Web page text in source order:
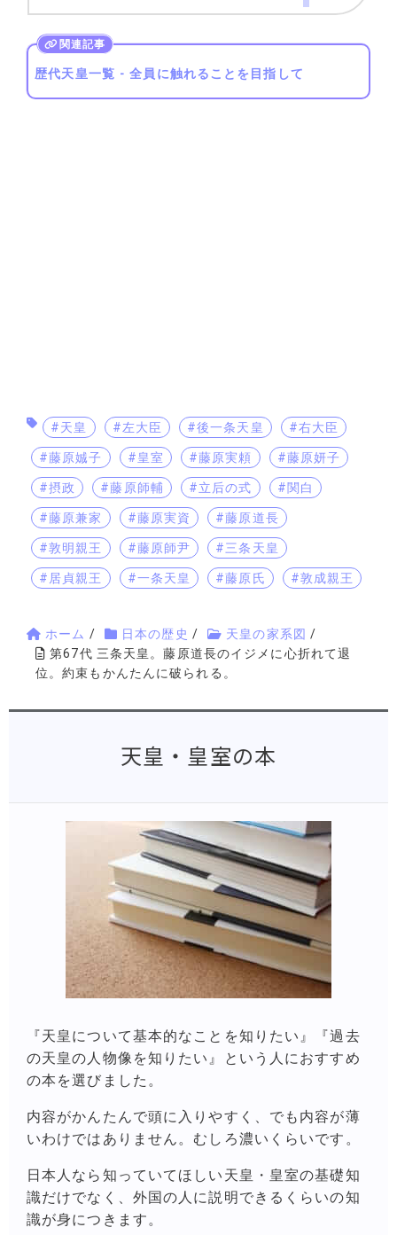
歴代天皇一覧 - 全員に触れることを目指して
#天皇 #左大臣 #後一条天皇 #右大臣
#藤原娍子 #皇室 #藤原実頼 #藤原妍子
#摂政 #藤原師輔 #立后の式 #関白
#藤原兼家 #藤原実資 #藤原道長
#敦明親王 #藤原師尹 #三条天皇
#居貞親王 #一条天皇 #藤原氏 #敦成親王
ホーム / 日本の歴史 / 天皇の家系図 /
第67代 三条天皇。藤原道長のイジメに心折れて退
位。約束もかんたんに破られる。
天皇・皇室の本
『天皇について基本的なことを知りたい』『過去
の天皇の人物像を知りたい』という人におすすめ
の本を選びました。
内容がかんたんで頭に入りやすく、でも内容が薄
いわけではありません。むしろ濃いくらいです。
日本人なら知っていてほしい天皇・皇室の基礎知
識だけでなく、外国の人に説明できるくらいの知
識が身につきます。